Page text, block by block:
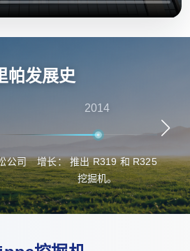
帕发展史
公司
2014
增长： 推出 R319 和 R325
挖掘机。
突